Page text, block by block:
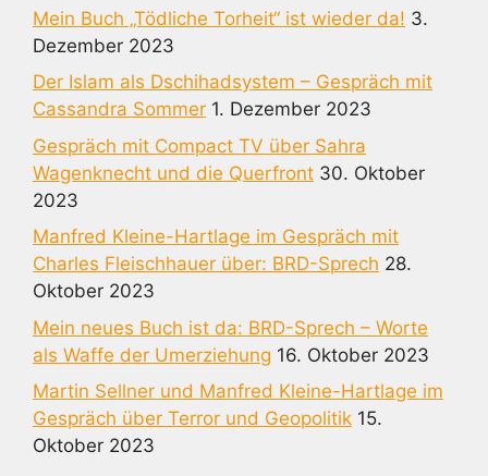
Mein Buch „Tödliche Torheit“ ist wieder da! 3.
Dezember 2023
Der Islam als Dschihadsystem – Gespräch mit
Cassandra Sommer 1. Dezember 2023
Gespräch mit Compact TV über Sahra
Wagenknecht und die Querfront 30. Oktober
2023
Manfred Kleine-Hartlage im Gespräch mit
Charles Fleischhauer über: BRD-Sprech 28.
Oktober 2023
Mein neues Buch ist da: BRD-Sprech – Worte
als Waffe der Umerziehung 16. Oktober 2023
Martin Sellner und Manfred Kleine-Hartlage im
Gespräch über Terror und Geopolitik 15.
Oktober 2023